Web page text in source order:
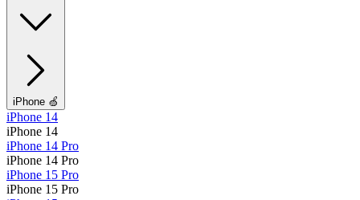
iPhone 🍏
iPhone 14
iPhone 14
iPhone 14 Pro
iPhone 14 Pro
iPhone 15 Pro
iPhone 15 Pro